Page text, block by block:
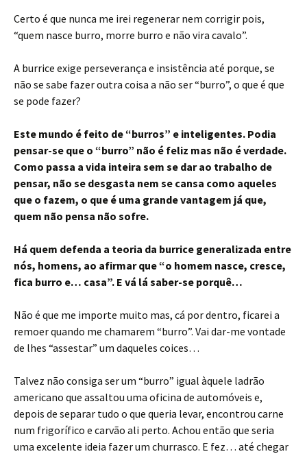
Certo é que nunca me irei regenerar nem corrigir pois,
“quem nasce burro, morre burro e não vira cavalo”.
A burrice exige perseverança e insistência até porque, se
não se sabe fazer outra coisa a não ser “burro”, o que é que
se pode fazer?
Este mundo é feito de “burros” e inteligentes. Podia
pensar-se que o “burro” não é feliz mas não é verdade.
Como passa a vida inteira sem se dar ao trabalho de
pensar, não se desgasta nem se cansa como aqueles
que o fazem, o que é uma grande vantagem já que,
quem não pensa não sofre.
Há quem defenda a teoria da burrice generalizada entre
nós, homens, ao afirmar que “o homem nasce, cresce,
fica burro e… casa”. E vá lá saber-se porquê…
Não é que me importe muito mas, cá por dentro, ficarei a
remoer quando me chamarem “burro”. Vai dar-me vontade
de lhes “assestar” um daqueles coices…
Talvez não consiga ser um “burro” igual àquele ladrão
americano que assaltou uma oficina de automóveis e,
depois de separar tudo o que queria levar, encontrou carne
num frigorífico e carvão ali perto. Achou então que seria
uma excelente ideia fazer um churrasco. E fez… até chegar